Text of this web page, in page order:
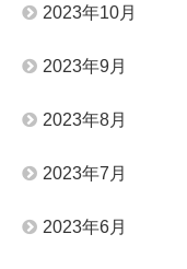
2023年10月
2023年9月
2023年8月
2023年7月
2023年6月